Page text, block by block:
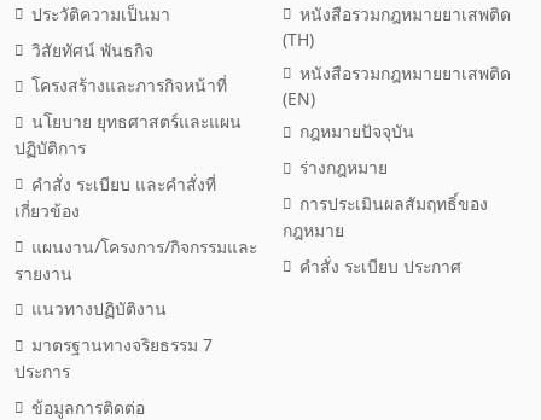
ประวัติความเป็นมา
วิสัยทัศน์ พันธกิจ
โครงสร้างและภารกิจหน้าที่
นโยบาย ยุทธศาสตร์และแผน
ปฏิบัติการ
คำสั่ง ระเบียบ และคำสั่งที่
เกี่ยวข้อง
แผนงาน/โครงการ/กิจกรรมและ
รายงาน
แนวทางปฏิบัติงาน
มาตรฐานทางจริยธรรม 7
ประการ
ข้อมูลการติดต่อ
หนังสือรวมกฎหมายยาเสพติด
(TH)
หนังสือรวมกฎหมายยาเสพติด
(EN)
กฎหมายปัจจุบัน
ร่างกฎหมาย
การประเมินผลสัมฤทธิ์ของ
กฎหมาย
คำสั่ง ระเบียบ ประกาศ